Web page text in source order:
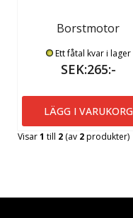
Borstmotor
Ett fåtal kvar i lager
SEK:265:-
LÄGG I VARUKORG
Visar1 till 2 (av 2produkter)